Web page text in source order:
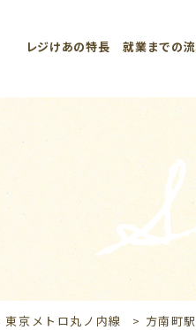
レジけあの特長 就業までの
東京メトロ丸ノ内線 > 方南町駅